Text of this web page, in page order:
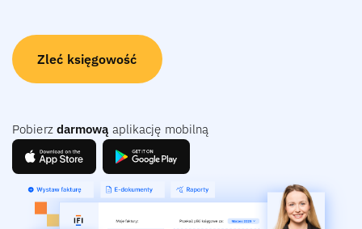
Zleć księgowość
Pobierz darmową aplikację mobilną